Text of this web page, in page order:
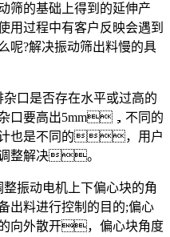
的基础上得到的延伸产
过程中有客户反映会遇到
?解决振动筛出料慢的具
是否存在水平或过高的
口要高出5mm，不同的
也是不同的，用户
调整解决。
动电机上下偏心块的角
料进行控制的目的;偏心
向外散开，偏心块角度